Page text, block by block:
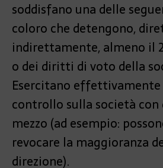
soddisfano una delle
coloro che detengono,
indirettamente, almeno il
o dei diritti di voto della
Esercitano
controllo sulla società
mezzo (ad esempio:
revocare la maggioranza
direzione).